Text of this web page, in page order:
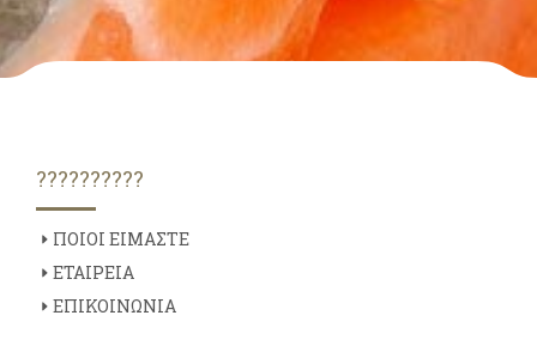
??????????
ΠΟΙΟΙ ΕΙΜΑΣΤΕ
ΕΤΑΙΡΕΙΑ
ΕΠΙΚΟΙΝΩΝΙΑ